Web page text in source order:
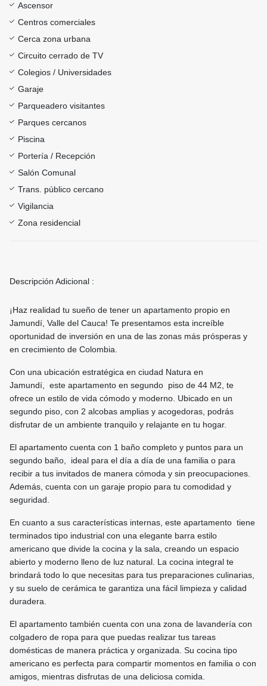
Ascensor
Centros comerciales
Cerca zona urbana
Circuito cerrado de TV
Colegios / Universidades
Garaje
Parqueadero visitantes
Parques cercanos
Piscina
Portería / Recepción
Salón Comunal
Trans. público cercano
Vigilancia
Zona residencial
Descripción Adicional :
¡Haz realidad tu sueño de tener un apartamento propio en
Jamundí, Valle del Cauca! Te presentamos esta increíble
oportunidad de inversión en una de las zonas más prósperas y
en crecimiento de Colombia.
Con una ubicación estratégica en ciudad Natura en
Jamundí, este apartamento en segundo piso de 44 M2, te
ofrece un estilo de vida cómodo y moderno. Ubicado en un
segundo piso, con 2 alcobas amplias y acogedoras, podrás
disfrutar de un ambiente tranquilo y relajante en tu hogar.
El apartamento cuenta con 1 baño completo y puntos para un
segundo baño, ideal para el día a día de una familia o para
recibir a tus invitados de manera cómoda y sin preocupaciones.
Además, cuenta con un garaje propio para tu comodidad y
seguridad.
En cuanto a sus características internas, este apartamento tiene
terminados tipo industrial con una elegante barra estilo
americano que divide la cocina y la sala, creando un espacio
abierto y moderno lleno de luz natural. La cocina integral te
brindará todo lo que necesitas para tus preparaciones culinarias,
y su suelo de cerámica te garantiza una fácil limpieza y calidad
duradera.
El apartamento también cuenta con una zona de lavandería con
colgadero de ropa para que puedas realizar tus tareas
domésticas de manera práctica y organizada. Su cocina tipo
americano es perfecta para compartir momentos en familia o con
amigos, mientras disfrutas de una deliciosa comida.